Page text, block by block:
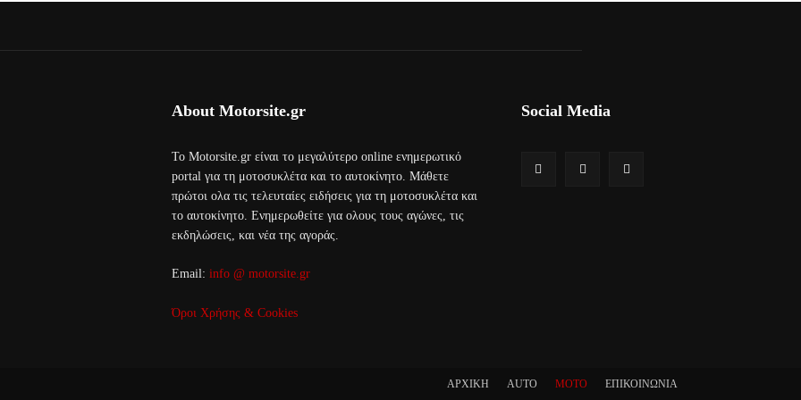
About Motorsite.gr
Το Motorsite.gr είναι το μεγαλύτερο online ενημερωτικό
portal για τη μοτοσυκλέτα και το αυτοκίνητο. Μάθετε
πρώτοι ολα τις τελευταίες ειδήσεις για τη μοτοσυκλέτα και
το αυτοκίνητο. Ενημερωθείτε για ολους τους αγώνες, τις
εκδηλώσεις, και νέα της αγοράς.
Email:info @ motorsite.gr
Όροι Χρήσης & Cookies
Social Media
ΑΡΧΙΚΗ AUTO MOTO ΕΠΙΚΟΙΝΩΝΙΑ